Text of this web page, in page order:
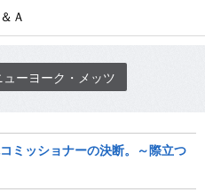
Ａ
ューヨーク・メッツ
ミッショナーの決断。～際立つ